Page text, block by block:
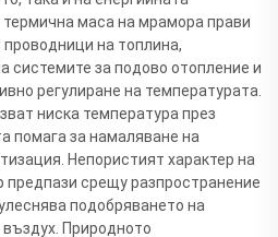
маса на мрамора прави
на топлина,
системите за подово отопление и
регулиране на температурата.
ниска температура през
помага за намаляване на
Непористият характер на
предпази срещу разпространение
подобряването на
Природното